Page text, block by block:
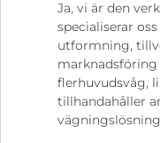
Ja, vi är den
specialiserar
utformning,
marknadsföring
flerhuvudsvåg,
tillhandahåller